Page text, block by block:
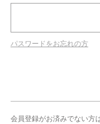
パスワードをお忘れの方
会員登録がお済みでない方